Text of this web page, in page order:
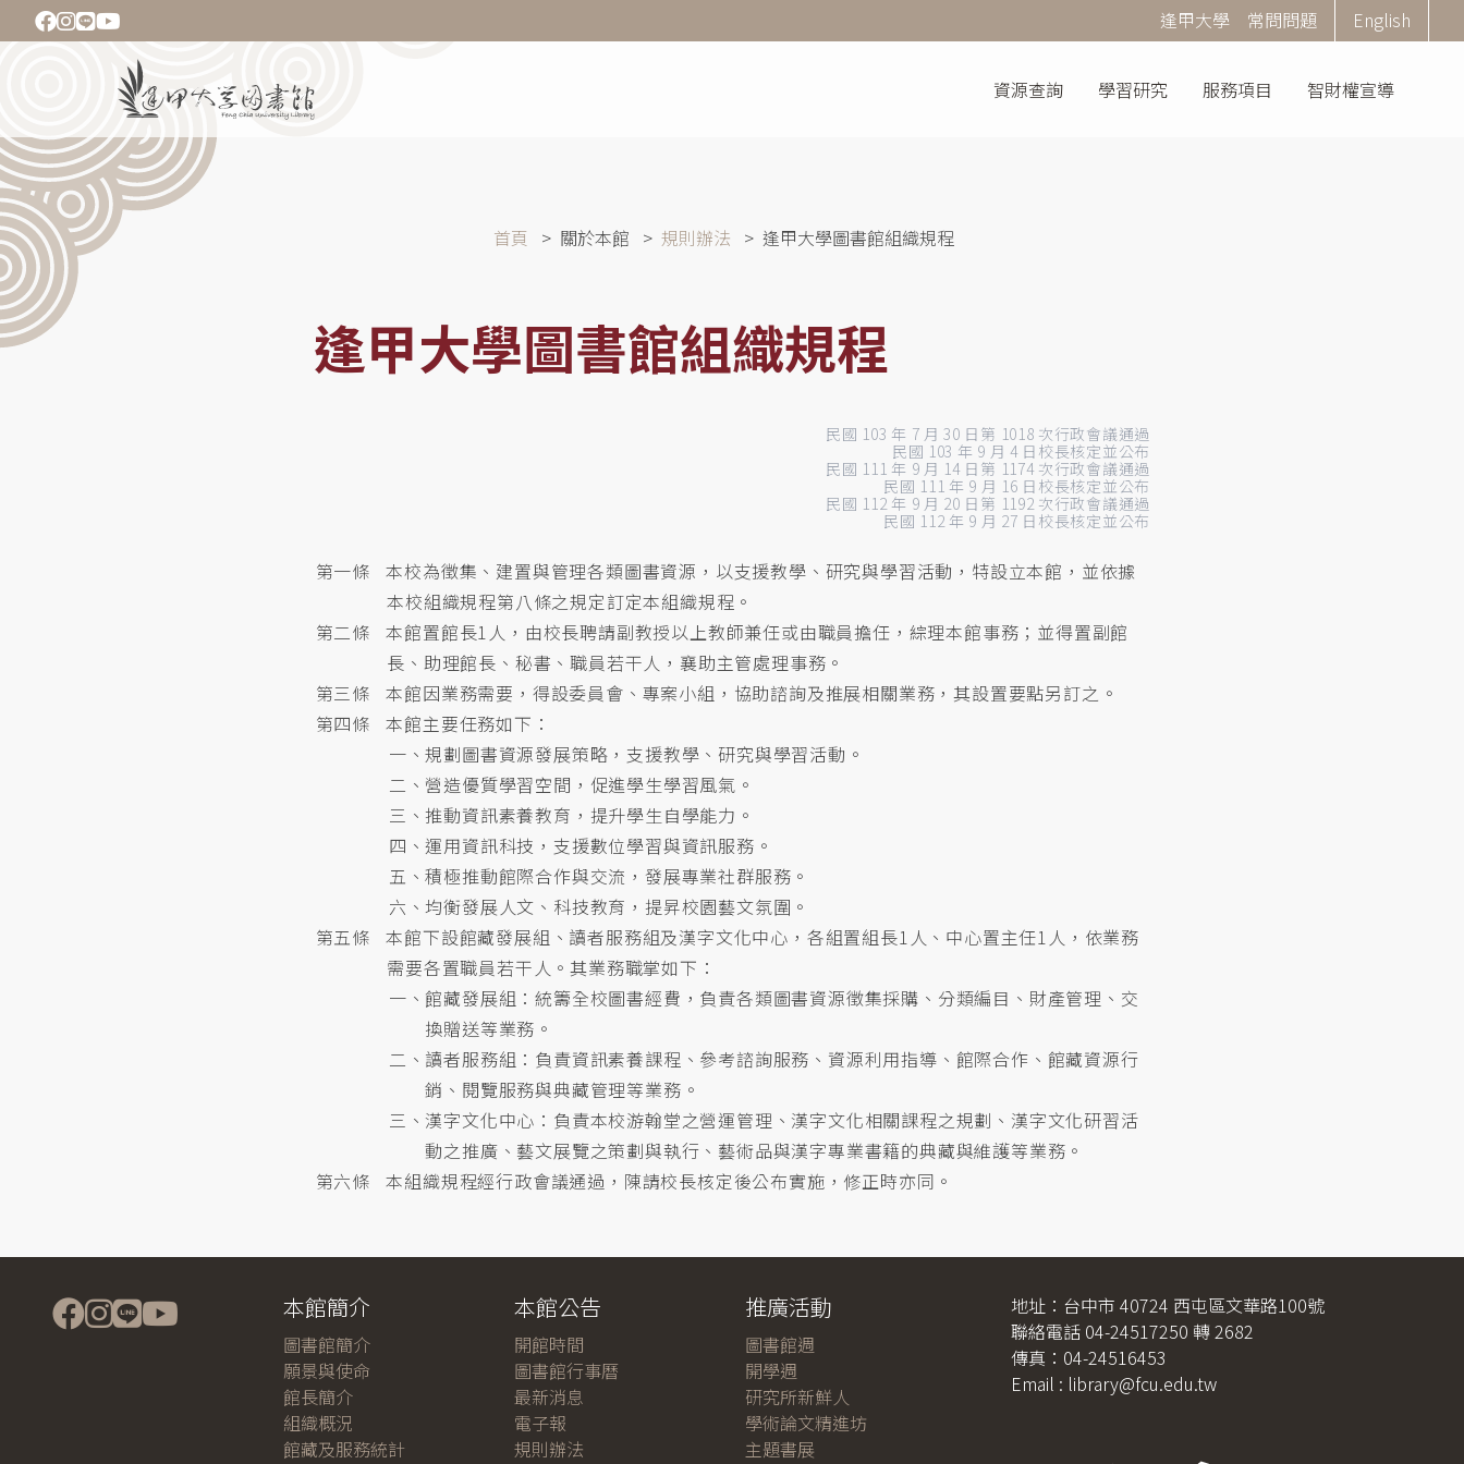
至
Corner
Menu
逢甲大學 常問問題 English
資源查詢 學習研究 服務項目 智財權宣導
導
航
連
結
首頁 關於本館 規則辦法 逢甲大學圖書館組織規程
逢甲大學圖書館組織規程
民國 103 年 7 月 30 日第 1018 次行政會議通過
民國 103 年 9 月 4 日校長核定並公布
民國 111 年 9 月 14 日第 1174 次行政會議通過
民國 111 年 9 月 16 日校長核定並公布
民國 112 年 9 月 20 日第 1192 次行政會議通過
民國 112 年 9 月 27 日校長核定並公布
第一條 本校為徵集、建置與管理各類圖書資源，以支援教學、研究與學習活動，特設立本館，並依據
本校組織規程第八條之規定訂定本組織規程。
第二條 本館置館長1人，由校長聘請副教授以上教師兼任或由職員擔任，綜理本館事務；並得置副館
長、助理館長、秘書、職員若干人，襄助主管處理事務。
第三條 本館因業務需要，得設委員會、專案小組，協助諮詢及推展相關業務，其設置要點另訂之。
第四條 本館主要任務如下：
一、規劃圖書資源發展策略，支援教學、研究與學習活動。
二、營造優質學習空間，促進學生學習風氣。
三、推動資訊素養教育，提升學生自學能力。
四、運用資訊科技，支援數位學習與資訊服務。
五、積極推動館際合作與交流，發展專業社群服務。
六、均衡發展人文、科技教育，提昇校園藝文氛圍。
第五條 本館下設館藏發展組、讀者服務組及漢字文化中心，各組置組長1人、中心置主任1人，依業務
需要各置職員若干人。其業務職掌如下：
一、館藏發展組：統籌全校圖書經費，負責各類圖書資源徵集採購、分類編目、財產管理、交
換贈送等業務。
二、讀者服務組：負責資訊素養課程、參考諮詢服務、資源利用指導、館際合作、館藏資源行
銷、閱覽服務與典藏管理等業務。
三、漢字文化中心：負責本校游翰堂之營運管理、漢字文化相關課程之規劃、漢字文化研習活
動之推廣、藝文展覽之策劃與執行、藝術品與漢字專業書籍的典藏與維護等業務。
第六條 本組織規程經行政會議通過，陳請校長核定後公布實施，修正時亦同。
本館簡介
圖書館簡介
願景與使命
館長簡介
組織概況
館藏及服務統計
本館公告
開館時間
圖書館行事曆
最新消息
電子報
規則辦法
推廣活動
圖書館週
開學週
研究所新鮮人
學術論文精進坊
主題書展
地址：台中市 40724 西屯區文華路100號
聯絡電話 04-24517250 轉 2682
傳真：04-24516453
Email : library@fcu.edu.tw